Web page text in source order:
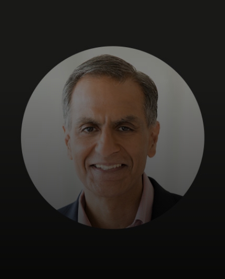
Για επιχειρήσεις
Για τον κόσμο
Για καινοτόμους
Νέα και τάσεις